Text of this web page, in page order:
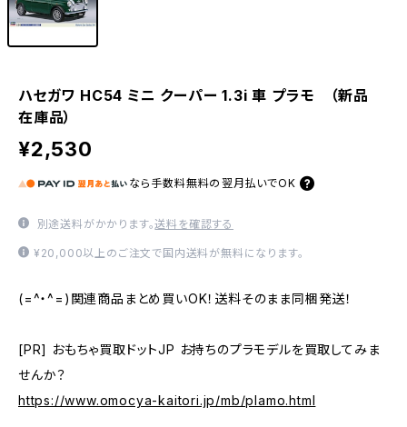
ハセガワ HC54 ミニ クーパー 1.3i 車 プラモ （新品
在庫品）
¥2,530
なら 手数料無料の 翌月払いでOK
別途送料がかかります。送料を確認する
¥20,000以上のご注文で国内送料が無料になります。
(=^・^=)関連商品まとめ買いOK！送料そのまま同梱発送！
[PR] おもちゃ買取ドットJP お持ちのプラモデルを買取してみま
せんか？
https://www.omocya-kaitori.jp/mb/plamo.html